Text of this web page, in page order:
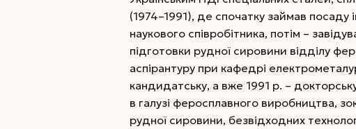
(1974–1991), де спочатку займав
наукового співробітника, потім –
підготовки рудної сировини відділу
аспірантуру при кафедрі
кандидатську, а вже 1991 р. –
в галузі феросплавного виробництва,
рудної сировини, безвідходних